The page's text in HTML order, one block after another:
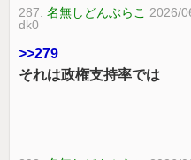
287:名無しどんぶらこ 2026/
dk0
>>279
それは政権支持率では